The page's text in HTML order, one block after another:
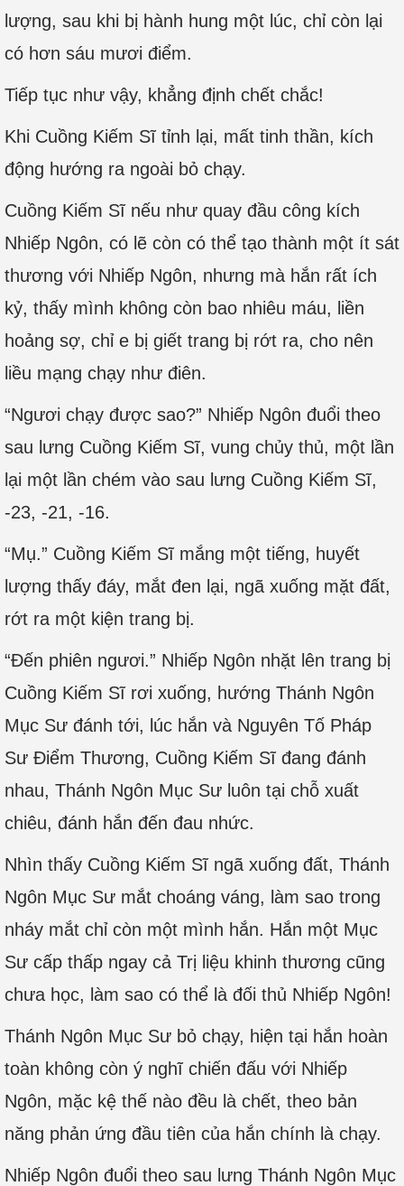
lượng, sau khi bị hành hung một lúc, chỉ còn lại
có hơn sáu mươi điểm.
Tiếp tục như vậy, khẳng định chết chắc!
Khi Cuồng Kiếm Sĩ tỉnh lại, mất tinh thần, kích
động hướng ra ngoài bỏ chạy.
Cuồng Kiếm Sĩ nếu như quay đầu công kích
Nhiếp Ngôn, có lẽ còn có thể tạo thành một ít sát
thương với Nhiếp Ngôn, nhưng mà hắn rất ích
kỷ, thấy mình không còn bao nhiêu máu, liền
hoảng sợ, chỉ e bị giết trang bị rớt ra, cho nên
liều mạng chạy như điên.
“Ngươi chạy được sao?” Nhiếp Ngôn đuổi theo
sau lưng Cuồng Kiếm Sĩ, vung chủy thủ, một lần
lại một lần chém vào sau lưng Cuồng Kiếm Sĩ,
-23, -21, -16.
“Mụ.” Cuồng Kiếm Sĩ mắng một tiếng, huyết
lượng thấy đáy, mắt đen lại, ngã xuống mặt đất,
rớt ra một kiện trang bị.
“Đến phiên ngươi.” Nhiếp Ngôn nhặt lên trang bị
Cuồng Kiếm Sĩ rơi xuống, hướng Thánh Ngôn
Mục Sư đánh tới, lúc hắn và Nguyên Tố Pháp
Sư Điểm Thương, Cuồng Kiếm Sĩ đang đánh
nhau, Thánh Ngôn Mục Sư luôn tại chỗ xuất
chiêu, đánh hắn đến đau nhức.
Nhìn thấy Cuồng Kiếm Sĩ ngã xuống đất, Thánh
Ngôn Mục Sư mắt choáng váng, làm sao trong
nháy mắt chỉ còn một mình hắn. Hắn một Mục
Sư cấp thấp ngay cả Trị liệu khinh thương cũng
chưa học, làm sao có thể là đối thủ Nhiếp Ngôn!
Thánh Ngôn Mục Sư bỏ chạy, hiện tại hắn hoàn
toàn không còn ý nghĩ chiến đấu với Nhiếp
Ngôn, mặc kệ thế nào đều là chết, theo bản
năng phản ứng đầu tiên của hắn chính là chạy.
Nhiếp Ngôn đuổi theo sau lưng Thánh Ngôn Mục